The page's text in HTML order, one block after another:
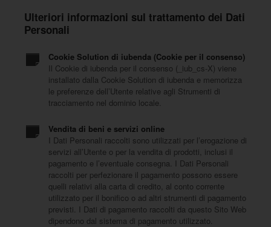
Ulteriori informazioni sul trattamento dei Dati
Personali
Cookie Solution di iubenda (Cookie per il consenso)
Il Cookie di iubenda per il consenso (_iub_cs-X) viene
installato dalla Cookie Solution di iubenda e memorizza
le preferenze dell’Utente relative agli Strumenti di
tracciamento nel dominio locale.
Vendita di beni e servizi online
I Dati Personali raccolti sono utilizzati per l’erogazione di
servizi all’Utente o per la vendita di prodotti, inclusi il
pagamento e l’eventuale consegna. I Dati Personali
raccolti per perfezionare il pagamento possono essere
quelli relativi alla carta di credito, al conto corrente
utilizzato per il bonifico o ad altri strumenti di pagamento
previsti. I Dati di pagamento raccolti da questo Sito Web
dipendono dal sistema di pagamento utilizzato.